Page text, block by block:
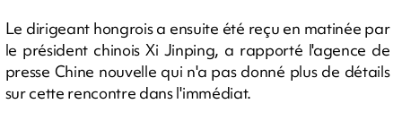
Le dirigeant hongrois a ensuite été reçu en matinée par
le président chinois Xi Jinping, a rapporté l'agence de
presse Chine nouvelle qui n'a pas donné plus de détails
sur cette rencontre dans l'immédiat.